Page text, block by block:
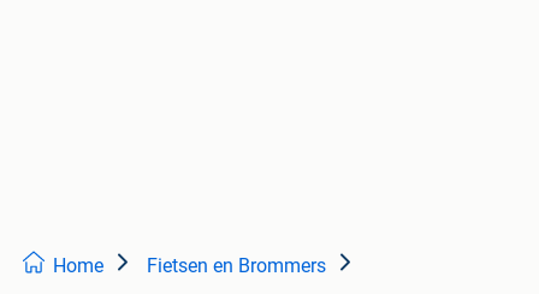
Home Fietsen en Brommers